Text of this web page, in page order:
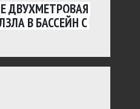
ДВУХМЕТРОВАЯ
В БАССЕЙН С